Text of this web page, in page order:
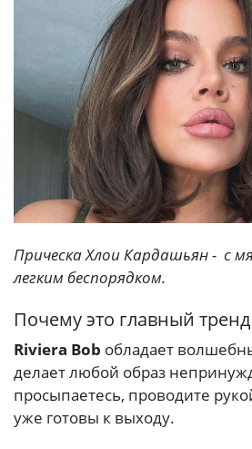
Прическа Хлои Кардашьян - с
легким беспорядком.
Почему это главный тренд
Riviera Bob обладает
делает любой образ
просыпаетесь, проводите
уже готовы к выходу.